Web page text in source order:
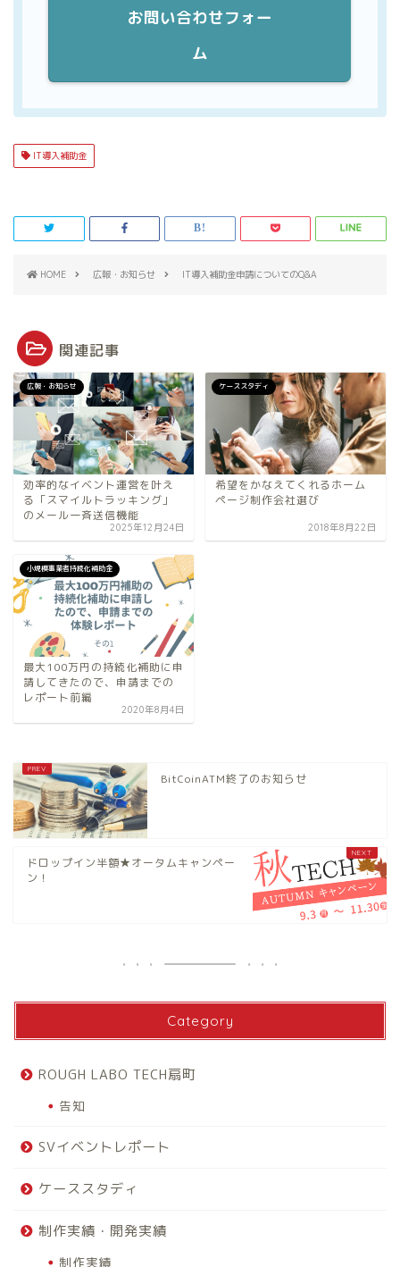
お問い合わせフォー
ム
IT導入補助金
HOME 広報・お知らせ IT導入補助金申請についてのQ&A
関連記事
広報・お知らせ
効率的なイベント運営を叶え
る「スマイルトラッキング」
のメール一斉送信機能
2025年12月24日
ケーススタディ
希望をかなえてくれるホーム
ページ制作会社選び
2018年8月22日
小規模事業者持続化補助金
最大100万円の持続化補助に申
請してきたので、申請までの
レポート前編
2020年8月4日
BitCoinATM終了のお知らせ
ドロップイン半額★オータムキャンペー
ン！
Category
ROUGH LABO TECH扇町
告知
SVイベントレポート
ケーススタディ
制作実績・開発実績
制作実績